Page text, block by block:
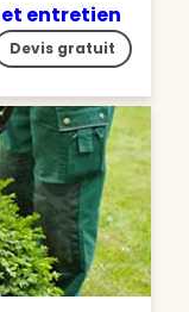
entretien
Devis gratuit